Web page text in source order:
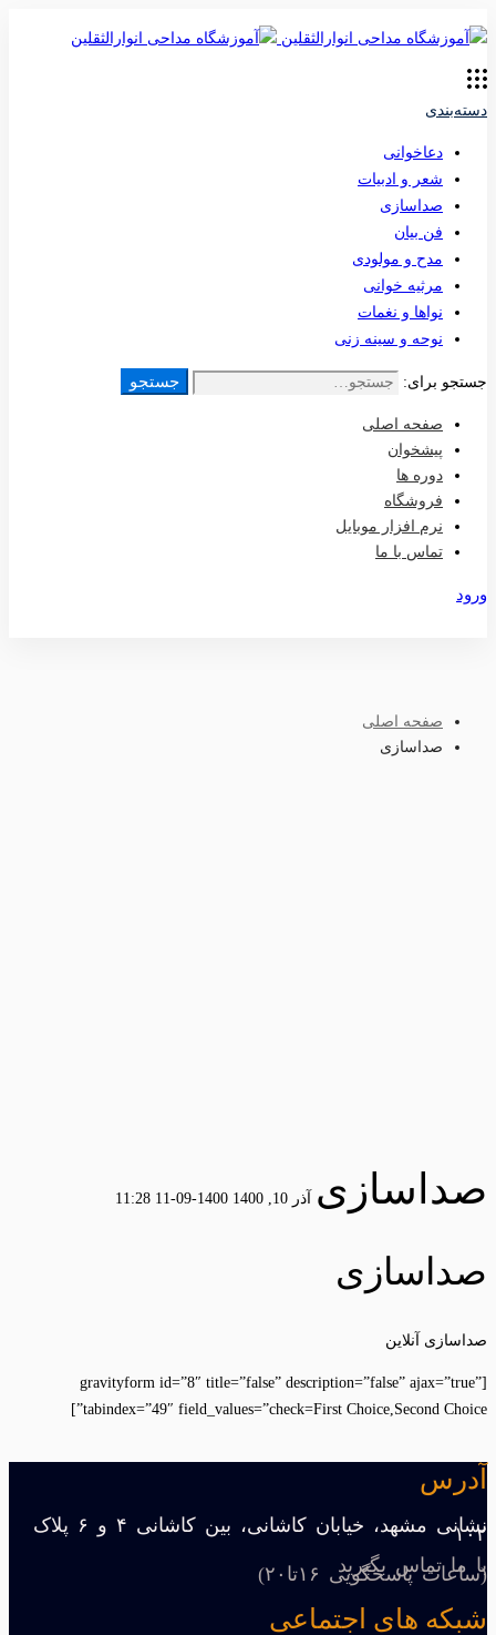
دسته‌بندی
دعاخوانی
شعر و ادبیات
صداسازی
فن بیان
مدح و مولودی
مرثیه خوانی
نواها و نغمات
نوحه و سینه زنی
جستجو برای: جستجو
صفحه اصلی
پیشخوان
دوره ها
فروشگاه
نرم افزار موبایل
تماس با ما
ورود
صفحه اصلی
صداسازی
صداسازی آذر 10, 1400 1400-09-11 11:28
صداسازی
صداسازی آنلاین
[gravityform id=”8″ title=”false” description=”false” ajax=”true”
tabindex=”49″ field_values=”check=First Choice,Second Choice”]
آدرس
نشانی مشهد، خیابان کاشانی، بین کاشانی ۴ و ۶ پلاک
۱۰۲
با ما تماس بگیرید
(ساعات پاسخگویی ۱۶تا۲۰)
شبکه های اجتماعی